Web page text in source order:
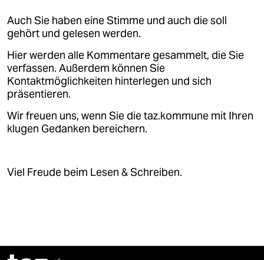
Auch Sie haben eine Stimme und auch die soll
gehört und gelesen werden.
Hier werden alle Kommentare gesammelt, die Sie
verfassen. Außerdem können Sie
Kontaktmöglichkeiten hinterlegen und sich
präsentieren.
Wir freuen uns, wenn Sie die taz.kommune mit Ihren
klugen Gedanken bereichern.
Viel Freude beim Lesen & Schreiben.